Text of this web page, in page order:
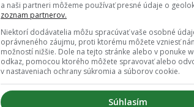
a naši partneri môžeme používať presné údaje o
zoznam partnerov.
Niektorí dodávatelia môžu spracúvať vaše osobné
oprávneného záujmu, proti ktorému môžete vzniesť
možností nižšie. Dole na tejto stránke alebo v ponuke
odkaz, pomocou ktorého môžete spravovať alebo
v nastaveniach ochrany súkromia a súborov cookie.
Súhlasím